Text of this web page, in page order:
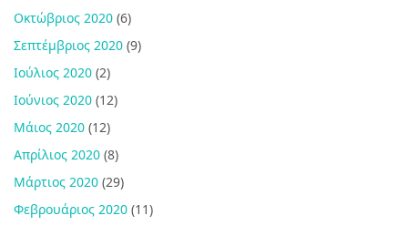
Οκτώβριος 2020 (6)
Σεπτέμβριος 2020 (9)
Ιούλιος 2020 (2)
Ιούνιος 2020 (12)
Μάιος 2020 (12)
Απρίλιος 2020 (8)
Μάρτιος 2020 (29)
Φεβρουάριος 2020 (11)